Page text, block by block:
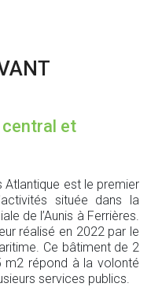
central et
Atlantique est le premier
située dans la
de l’Aunis à Ferrières.
réalisé en 2022 par le
Ce bâtiment de 2
m2 répond à la volonté
services publics.